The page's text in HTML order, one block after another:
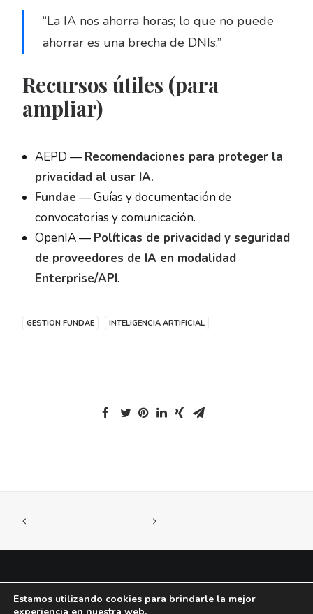
“La IA nos ahorra horas; lo que no puede
ahorrar es una brecha de DNIs.”
Recursos útiles (para
ampliar)
AEPD — Recomendaciones para proteger la
privacidad al usar IA.
Fundae — Guías y documentación de
convocatorias y comunicación.
OpenIA — Políticas de privacidad y seguridad
de proveedores de IA en modalidad
Enterprise/API.
GESTION FUNDAE INTELIGENCIA ARTIFICIAL
2026 Know Soluciones en Formación | Aviso legal|Privacidad
Estamos utilizando cookies para brindarle la mejor